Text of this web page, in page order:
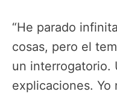
“He parado
cosas, pero el
un interrogatorio.
explicaciones. Yo